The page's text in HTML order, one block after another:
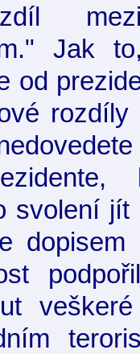
Jak
od
svolení
dopisem